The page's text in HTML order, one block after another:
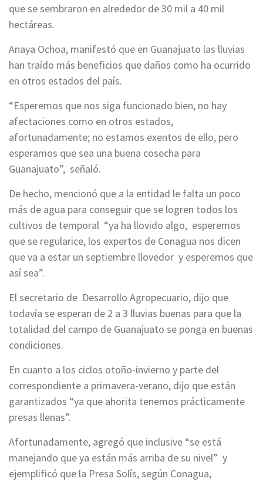
que se sembraron en alrededor de 30 mil a 40 mil
hectáreas.
Anaya Ochoa, manifestó que en Guanajuato las lluvias
han traído más beneficios que daños como ha ocurrido
en otros estados del país.
“Esperemos que nos siga funcionado bien, no hay
afectaciones como en otros estados,
afortunadamente; no estamos exentos de ello, pero
esperamos que sea una buena cosecha para
Guanajuato”, señaló.
De hecho, mencionó que a la entidad le falta un poco
más de agua para conseguir que se logren todos los
cultivos de temporal “ya ha llovido algo, esperemos
que se regularice, los expertos de Conagua nos dicen
que va a estar un septiembre llovedor y esperemos que
así sea”.
El secretario de Desarrollo Agropecuario, dijo que
todavía se esperan de 2 a 3 lluvias buenas para que la
totalidad del campo de Guanajuato se ponga en buenas
condiciones.
En cuanto a los ciclos otoño-invierno y parte del
correspondiente a primavera-verano, dijo que están
garantizados “ya que ahorita tenemos prácticamente
presas llenas”.
Afortunadamente, agregó que inclusive “se está
manejando que ya están más arriba de su nivel” y
ejemplificó que la Presa Solís, según Conagua,